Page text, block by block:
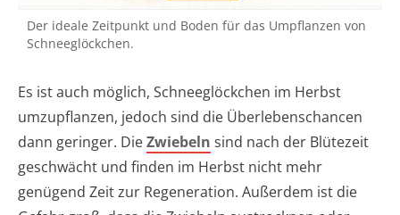
Der ideale Zeitpunkt und Boden für das Umpflanzen von
Schneeglöckchen.
Es ist auch möglich, Schneeglöckchen im Herbst
umzupflanzen, jedoch sind die Überlebenschancen
dann geringer. DieZwiebeln sind nach der Blütezeit
geschwächt und finden im Herbst nicht mehr
genügend Zeit zur Regeneration. Außerdem ist die